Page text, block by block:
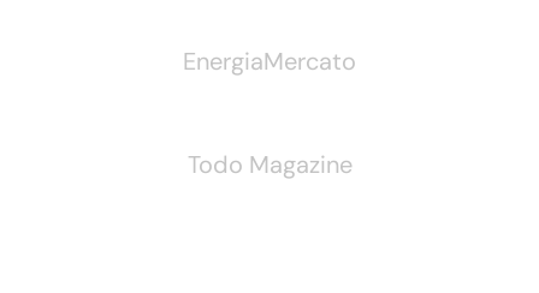
EnergiaMercato
Todo Magazine